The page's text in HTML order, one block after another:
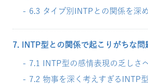
6.3 タイプ別INTPとの関係を深
7. INTP型との関係で起こりがちな問
7.1 INTP型の感情表現の乏しさ
7.2 物事を深く考えすぎるINTP